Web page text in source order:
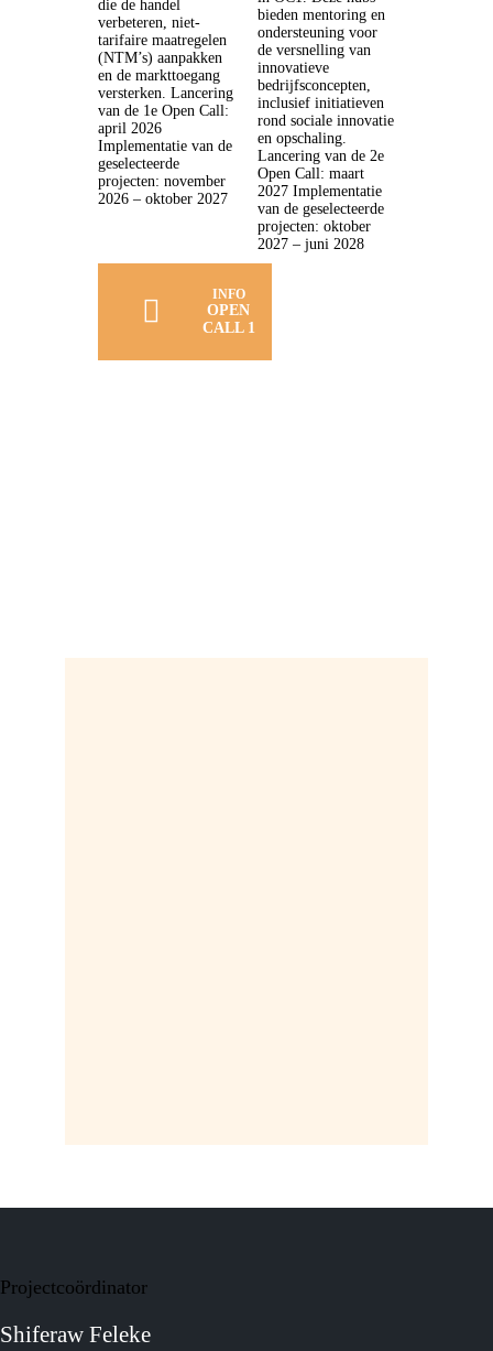
die de handel
verbeteren, niet-
tarifaire maatregelen
(NTM’s) aanpakken
en de markttoegang
versterken. Lancering
van de 1e Open Call:
april 2026
Implementatie van de
geselecteerde
projecten: november
2026 – oktober 2027
INFO
OPEN
CALL 1
bieden mentoring en
ondersteuning voor
de versnelling van
innovatieve
bedrijfsconcepten,
inclusief initiatieven
rond sociale innovatie
en opschaling.
Lancering van de 2e
Open Call: maart
2027 Implementatie
van de geselecteerde
projecten: oktober
2027 – juni 2028
Projectcoördinator
Shiferaw Feleke